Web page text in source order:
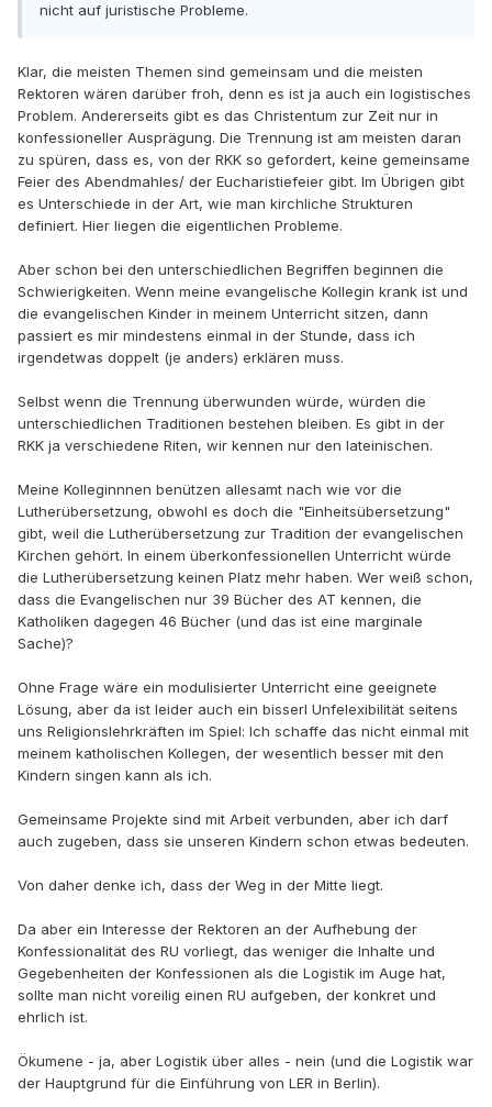
nicht auf juristische Probleme.
Klar, die meisten Themen sind gemeinsam und die meisten
Rektoren wären darüber froh, denn es ist ja auch ein logistisches
Problem. Andererseits gibt es das Christentum zur Zeit nur in
konfessioneller Ausprägung. Die Trennung ist am meisten daran
zu spüren, dass es, von der RKK so gefordert, keine gemeinsame
Feier des Abendmahles/ der Eucharistiefeier gibt. Im Übrigen gibt
es Unterschiede in der Art, wie man kirchliche Strukturen
definiert. Hier liegen die eigentlichen Probleme.
Aber schon bei den unterschiedlichen Begriffen beginnen die
Schwierigkeiten. Wenn meine evangelische Kollegin krank ist und
die evangelischen Kinder in meinem Unterricht sitzen, dann
passiert es mir mindestens einmal in der Stunde, dass ich
irgendetwas doppelt (je anders) erklären muss.
Selbst wenn die Trennung überwunden würde, würden die
unterschiedlichen Traditionen bestehen bleiben. Es gibt in der
RKK ja verschiedene Riten, wir kennen nur den lateinischen.
Meine Kolleginnnen benützen allesamt nach wie vor die
Lutherübersetzung, obwohl es doch die "Einheitsübersetzung"
gibt, weil die Lutherübersetzung zur Tradition der evangelischen
Kirchen gehört. In einem überkonfessionellen Unterricht würde
die Lutherübersetzung keinen Platz mehr haben. Wer weiß schon,
dass die Evangelischen nur 39 Bücher des AT kennen, die
Katholiken dagegen 46 Bücher (und das ist eine marginale
Sache)?
Ohne Frage wäre ein modulisierter Unterricht eine geeignete
Lösung, aber da ist leider auch ein bisserl Unfelexibilität seitens
uns Religionslehrkräften im Spiel: Ich schaffe das nicht einmal mit
meinem katholischen Kollegen, der wesentlich besser mit den
Kindern singen kann als ich.
Gemeinsame Projekte sind mit Arbeit verbunden, aber ich darf
auch zugeben, dass sie unseren Kindern schon etwas bedeuten.
Von daher denke ich, dass der Weg in der Mitte liegt.
Da aber ein Interesse der Rektoren an der Aufhebung der
Konfessionalität des RU vorliegt, das weniger die Inhalte und
Gegebenheiten der Konfessionen als die Logistik im Auge hat,
sollte man nicht voreilig einen RU aufgeben, der konkret und
ehrlich ist.
Ökumene - ja, aber Logistik über alles - nein (und die Logistik war
der Hauptgrund für die Einführung von LER in Berlin).